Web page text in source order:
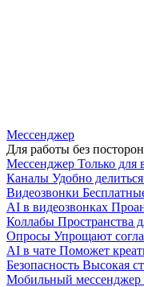
Мессенджер
Для работы без
Мессенджер Только
Каналы Удобно
Видеозвонки
AI в видеозвонках
Коллабы Пространства
Опросы Упрощают
AI в чате Поможет
Безопасность Высокая
Мобильный мессенджер